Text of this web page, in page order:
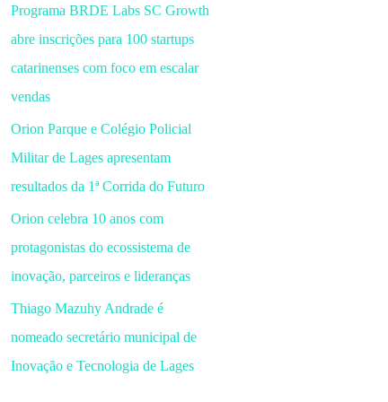
Programa BRDE Labs SC Growth
abre inscrições para 100 startups
catarinenses com foco em escalar
vendas
Orion Parque e Colégio Policial
Militar de Lages apresentam
resultados da 1ª Corrida do Futuro
Orion celebra 10 anos com
protagonistas do ecossistema de
inovação, parceiros e lideranças
Thiago Mazuhy Andrade é
nomeado secretário municipal de
Inovação e Tecnologia de Lages